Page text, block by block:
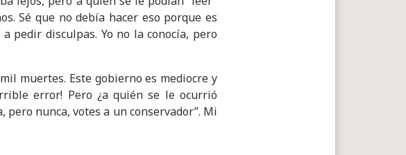
Sé que no debía hacer eso porque es
pedir disculpas. Yo no la conocía, pero
muertes. Este gobierno es mediocre y
error! Pero ¿a quién se le ocurrió
pero nunca, votes a un conservador”. Mi